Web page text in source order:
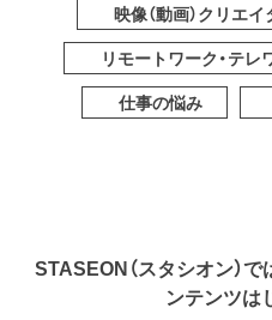
映像（動画）クリエイ
リモートワーク・テレ
仕事の悩み
STASEON（スタシオン）
ンテンツは